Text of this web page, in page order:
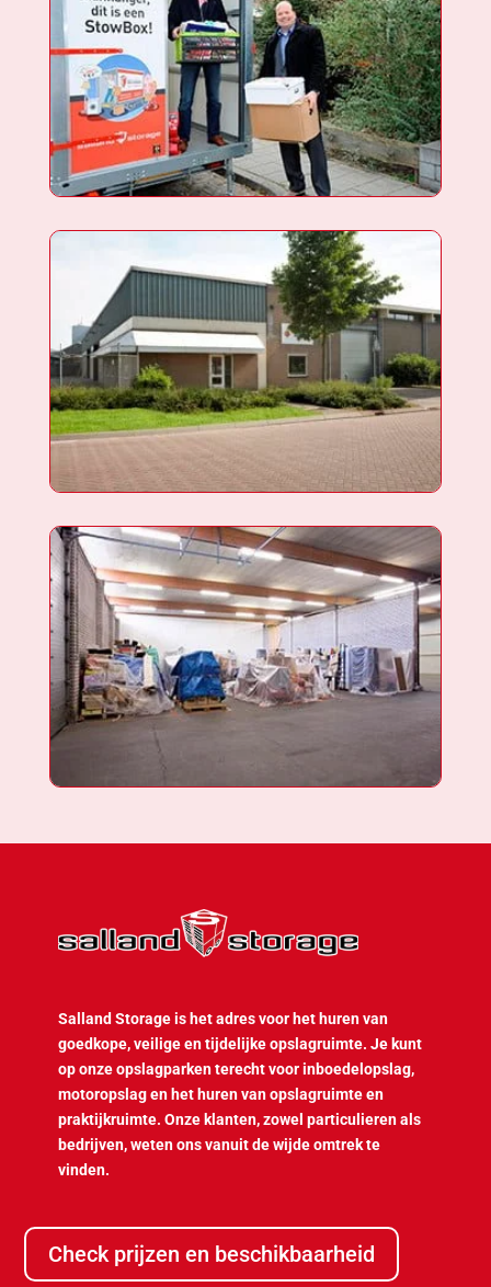
Salland Storage is het adres voor het huren van
goedkope, veilige en tijdelijke opslagruimte. Je kunt
op onze opslagparken terecht voor inboedelopslag,
motoropslag en het huren van opslagruimte en
praktijkruimte. Onze klanten, zowel particulieren als
bedrijven, weten ons vanuit de wijde omtrek te
vinden.
Check prijzen en beschikbaarheid